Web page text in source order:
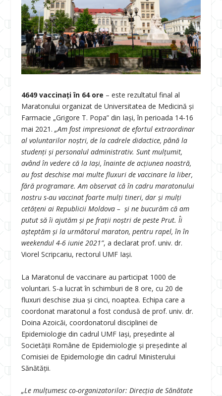
4649 vaccinați în 64 ore – este rezultatul final al
Maratonului organizat de Universitatea de Medicină și
Farmacie „Grigore T. Popa” din Iași, în perioada 14-16
mai 2021. „Am fost impresionat de efortul extraordinar
al voluntarilor noștri, de la cadrele didactice, până la
studenți și personalul administrativ. Sunt mulțumit,
având în vedere că la Iași, înainte de acțiunea noastră,
au fost deschise mai multe fluxuri de vaccinare la liber,
fără programare. Am observat că în cadru maratonului
nostru s-au vaccinat foarte mulți tineri, dar și mulți
cetățeni ai Republicii Moldova – și ne bucurăm că am
putut să îi ajutăm și pe frații noștri de peste Prut. Îi
așteptăm și la următorul maraton, pentru rapel, în în
weekendul 4-6 iunie 2021”, a declarat prof. univ. dr.
Viorel Scripcariu, rectorul UMF Iași.
La Maratonul de vaccinare au participat 1000 de
voluntari. S-a lucrat în schimburi de 8 ore, cu 20 de
fluxuri deschise ziua și cinci, noaptea. Echipa care a
coordonat maratonul a fost condusă de prof. univ. dr.
Doina Azoicăi, coordonatorul disciplinei de
Epidemiologie din cadrul UMF Iași, președinte al
Societății Române de Epidemiologie și președinte al
Comisiei de Epidemologie din cadrul Ministerului
Sănătății.
„Le mulțumesc co-organizatorilor: Direcția de Sănătate